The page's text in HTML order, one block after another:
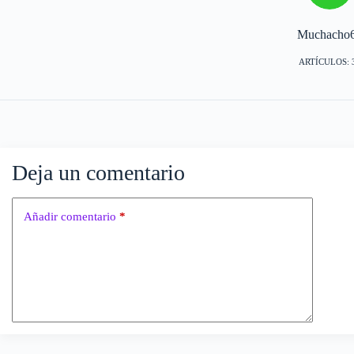
ARTÍCULOS:
Deja un comentario
Añadir comentario *